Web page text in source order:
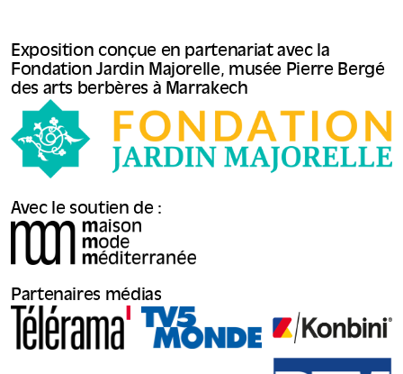
Exposition conçue en partenariat avec la
Fondation Jardin Majorelle, musée Pierre Bergé
des arts berbères à Marrakech
Avec le soutien de :
Partenaires médias